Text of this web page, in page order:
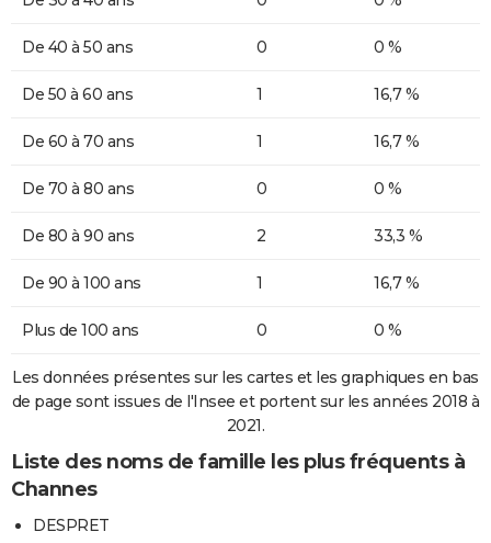
De 40 à 50 ans 0 0 %
De 50 à 60 ans 1 16,7 %
De 60 à 70 ans 1 16,7 %
De 70 à 80 ans 0 0 %
De 80 à 90 ans 2 33,3 %
De 90 à 100 ans 1 16,7 %
Plus de 100 ans 0 0 %
Les données présentes sur les cartes et les graphiques en bas
de page sont issues de l'Insee et portent sur les années 2018 à
2021.
Liste des noms de famille les plus fréquents à
Channes
DESPRET